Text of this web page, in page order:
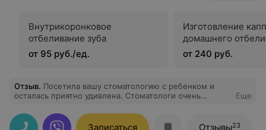
Внутрикоронковое
отбеливание зуба
от 95 руб./ед.
Изготовление
домашнего
от 240 руб.
Отзыв. Посетила вашу стоматологию с ребенком и
осталась приятно удивлена. Стоматологи очень
дольно быстро и почти безболезненно. Обязательно
вернемся к вам!
Еще
Записаться Отзывы23